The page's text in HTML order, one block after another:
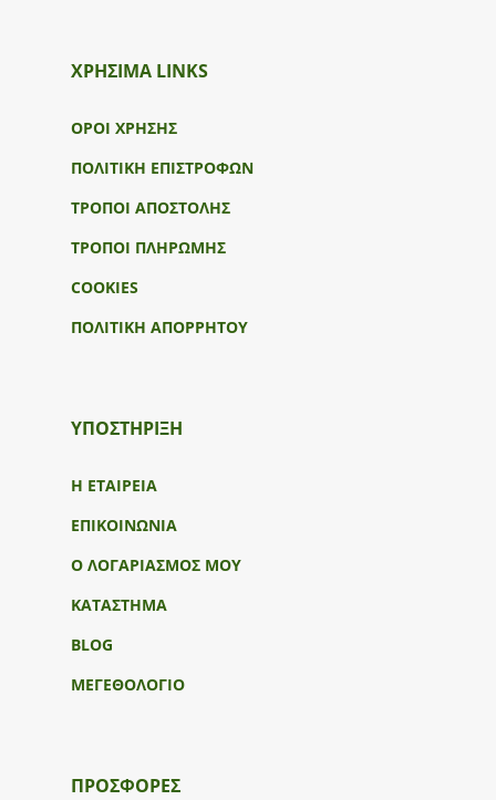
ΧΡΗΣΙΜΑ LINKS
ΟΡΟΙ ΧΡΗΣΗΣ
ΠΟΛΙΤΙΚΗ ΕΠΙΣΤΡΟΦΩΝ
ΤΡΟΠΟΙ ΑΠΟΣΤΟΛΗΣ
ΤΡΟΠΟΙ ΠΛΗΡΩΜΗΣ
COOKIES
ΠΟΛΙΤΙΚΗ ΑΠΟΡΡΗΤΟΥ
ΥΠΟΣΤΉΡΙΞΗ
Η ΕΤΑΙΡΕΙΑ
ΕΠΙΚΟΙΝΩΝΙΑ
Ο ΛΟΓΑΡΙΑΣΜΟΣ ΜΟΥ
ΚΑΤΑΣΤΗΜΑ
BLOG
ΜΕΓΕΘΟΛΟΓΙΟ
ΠΡΟΣΦΟΡΕΣ